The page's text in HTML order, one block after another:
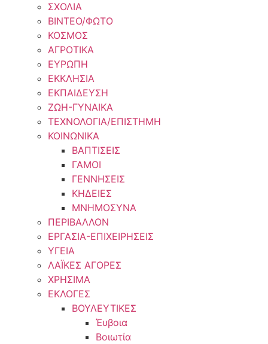
ΣΧΟΛΙΑ
ΒΙΝΤΕΟ/ΦΩΤΟ
ΚΟΣΜΟΣ
ΑΓΡΟΤΙΚΑ
ΕΥΡΩΠΗ
ΕΚΚΛΗΣΙΑ
ΕΚΠΑΙΔΕΥΣΗ
ΖΩΗ-ΓΥΝΑΙΚΑ
ΤΕΧΝΟΛΟΓΙΑ/ΕΠΙΣΤΗΜΗ
ΚΟΙΝΩΝΙΚΑ
ΒΑΠΤΙΣΕΙΣ
ΓΑΜΟΙ
ΓΕΝΝΗΣΕΙΣ
ΚΗΔΕΙΕΣ
ΜΝΗΜΟΣΥΝΑ
ΠΕΡΙΒΑΛΛΟΝ
ΕΡΓΑΣΙΑ-ΕΠΙΧΕΙΡΗΣΕΙΣ
ΥΓΕΙΑ
ΛΑΪΚΕΣ ΑΓΟΡΕΣ
ΧΡΗΣΙΜΑ
ΕΚΛΟΓΕΣ
ΒΟΥΛΕΥΤΙΚΕΣ
Έυβοια
Βοιωτία